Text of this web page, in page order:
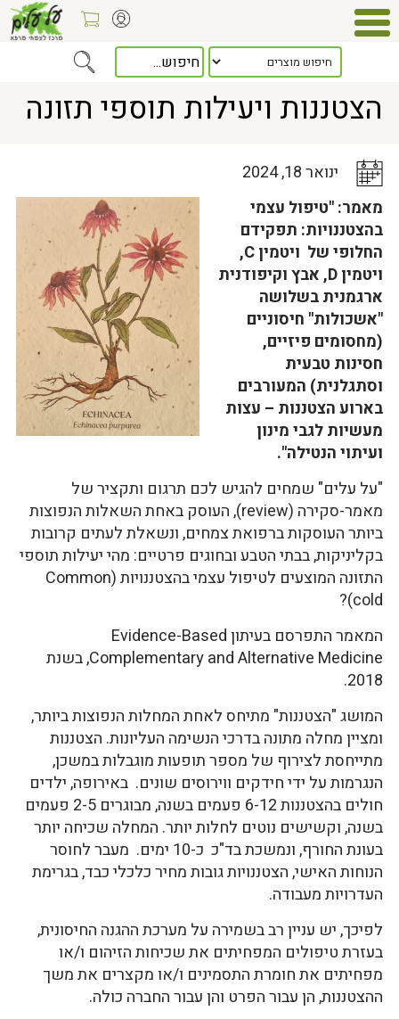
כלל המאמרים> הצטננות ויעילות תוספי תזונה
הצטננות ויעילות תוספי תזונה
ינואר 18, 2024
מאמר: "טיפול עצמי
בהצטננויות: תפקידם
החלופי של ויטמיןC
,
ויטמיןD, אבץ וקיפודנית
ארגמנית בשלושה
"אשכולות" חיסוניים
(מחסומים פיזיים,
חסינות טבעית
וסתגלנית) המעורבים
בארוע הצטננות – עצות
מעשיות לגבי מינון
ועיתוי הנטילה".
"על עלים" שמחים להגיש לכם תרגום ותקציר של
מאמר-סקירה (review), העוסק באחת השאלות הנפוצות
ביותר העוסקות ברפואת צמחים, ונשאלת לעתים קרובות
בקליניקות, בבתי הטבע ובחוגים פרטיים: מהי יעילות תוספי
התזונה המוצעים לטיפול עצמי בהצטננויות (Common
cold)?
המאמר התפרסם בעיתון Evidence-Based
Complementary and Alternative Medicine, בשנת
2018.
המושג "הצטננות" מתיחס לאחת המחלות הנפוצות ביותר,
ומציין מחלה מתונה בדרכי הנשימה העליונות. הצטננות
מתייחסת לצירוף של מספר תופעות מוגבלות במשכן,
הנגרמות על ידי חידקים ווירוסים שונים. באירופה, ילדים
חולים בהצטננות 6-12 פעמים בשנה, מבוגרים 2-5 פעמים
בשנה, וקשישים נוטים לחלות יותר. המחלה שכיחה יותר
בעונת החורף, ונמשכת בד"כ כ-10 ימים. מעבר לחוסר
הנוחות האישי, הצטננויות גובות מחיר כלכלי כבד, בגרימת
העדרויות מעבודה.
לפיכך, יש עניין רב בשמירה על מערכת ההגנה החיסונית,
בעזרת טיפולים המפחיתים את שכיחות הזיהום ו/או
מפחיתים את חומרת התסמינים ו/או מקצרים את משך
ההצטננות, הן עבור הפרט והן עבור החברה כולה.